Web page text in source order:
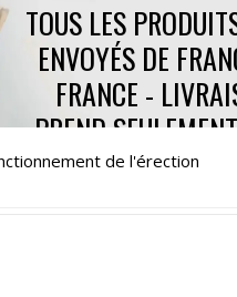
TOUS LES
ENVOYÉS DE
FRANCE -
PREND
JOURS -de l'érection